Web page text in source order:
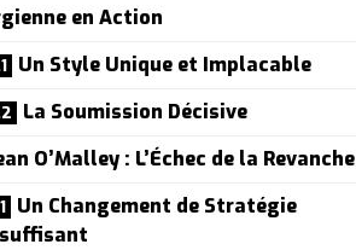
en Action
Un Style Unique et Implacable
La Soumission Décisive
O’Malley : L’Échec de la Revanche
Un Changement de Stratégie